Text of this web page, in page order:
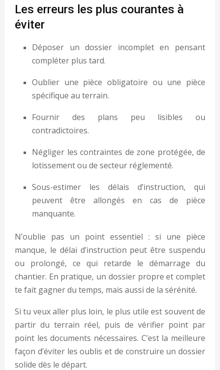
Les erreurs les plus courantes à
éviter
Déposer un dossier incomplet en pensant
compléter plus tard.
Oublier une pièce obligatoire ou une pièce
spécifique au terrain.
Fournir des plans peu lisibles ou
contradictoires.
Négliger les contraintes de zone protégée, de
lotissement ou de secteur réglementé.
Sous-estimer les délais d’instruction, qui
peuvent être allongés en cas de pièce
manquante.
N’oublie pas un point essentiel : si une pièce
manque, le délai d’instruction peut être suspendu
ou prolongé, ce qui retarde le démarrage du
chantier. En pratique, un dossier propre et complet
te fait gagner du temps, mais aussi de la sérénité.
Si tu veux aller plus loin, le plus utile est souvent de
partir du terrain réel, puis de vérifier point par
point les documents nécessaires. C’est la meilleure
façon d’éviter les oublis et de construire un dossier
solide dès le départ.